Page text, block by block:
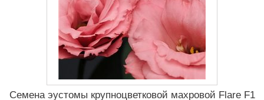
Семена эустомы крупноцветковой махровой Flare F1